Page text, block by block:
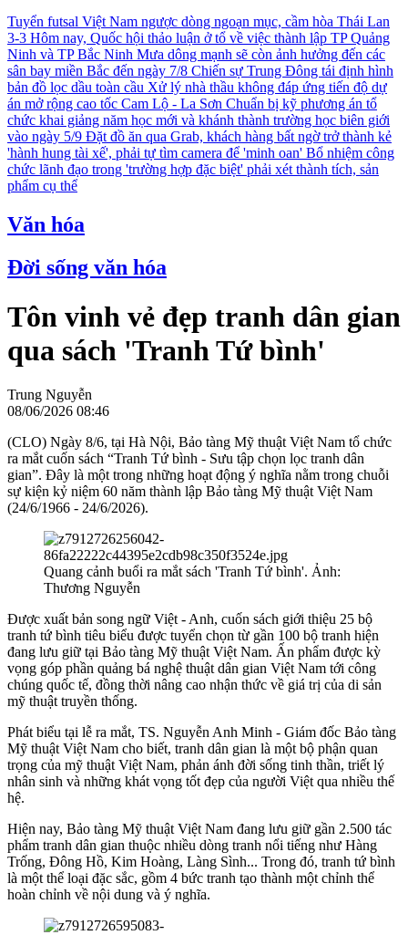
Tuyển futsal Việt Nam ngược dòng ngoạn mục, cầm hòa Thái Lan
3-3 Hôm nay, Quốc hội thảo luận ở tổ về việc thành lập TP Quảng
Ninh và TP Bắc Ninh Mưa dông mạnh sẽ còn ảnh hưởng đến các
sân bay miền Bắc đến ngày 7/8 Chiến sự Trung Đông tái định hình
bản đồ lọc dầu toàn cầu Xử lý nhà thầu không đáp ứng tiến độ dự
án mở rộng cao tốc Cam Lộ - La Sơn Chuẩn bị kỹ phương án tổ
chức khai giảng năm học mới và khánh thành trường học biên giới
vào ngày 5/9 Đặt đồ ăn qua Grab, khách hàng bất ngờ trở thành kẻ
'hành hung tài xế', phải tự tìm camera để 'minh oan' Bổ nhiệm công
chức lãnh đạo trong 'trường hợp đặc biệt' phải xét thành tích, sản
phẩm cụ thể
Văn hóa
Đời sống văn hóa
Tôn vinh vẻ đẹp tranh dân gian
qua sách 'Tranh Tứ bình'
Trung Nguyễn
08/06/2026 08:46
(CLO) Ngày 8/6, tại Hà Nội, Bảo tàng Mỹ thuật Việt Nam tổ chức
ra mắt cuốn sách “Tranh Tứ bình - Sưu tập chọn lọc tranh dân
gian”. Đây là một trong những hoạt động ý nghĩa nằm trong chuỗi
sự kiện kỷ niệm 60 năm thành lập Bảo tàng Mỹ thuật Việt Nam
(24/6/1966 - 24/6/2026).
Quang cảnh buổi ra mắt sách 'Tranh Tứ bình'. Ảnh:
Thương Nguyễn
Được xuất bản song ngữ Việt - Anh, cuốn sách giới thiệu 25 bộ
tranh tứ bình tiêu biểu được tuyển chọn từ gần 100 bộ tranh hiện
đang lưu giữ tại Bảo tàng Mỹ thuật Việt Nam. Ấn phẩm được kỳ
vọng góp phần quảng bá nghệ thuật dân gian Việt Nam tới công
chúng quốc tế, đồng thời nâng cao nhận thức về giá trị của di sản
mỹ thuật truyền thống.
Phát biểu tại lễ ra mắt, TS. Nguyễn Anh Minh - Giám đốc Bảo tàng
Mỹ thuật Việt Nam cho biết, tranh dân gian là một bộ phận quan
trọng của mỹ thuật Việt Nam, phản ánh đời sống tinh thần, triết lý
nhân sinh và những khát vọng tốt đẹp của người Việt qua nhiều thế
hệ.
Hiện nay, Bảo tàng Mỹ thuật Việt Nam đang lưu giữ gần 2.500 tác
phẩm tranh dân gian thuộc nhiều dòng tranh nổi tiếng như Hàng
Trống, Đông Hồ, Kim Hoàng, Làng Sình... Trong đó, tranh tứ bình
là một thể loại đặc sắc, gồm 4 bức tranh tạo thành một chỉnh thể
hoàn chỉnh về nội dung và ý nghĩa.